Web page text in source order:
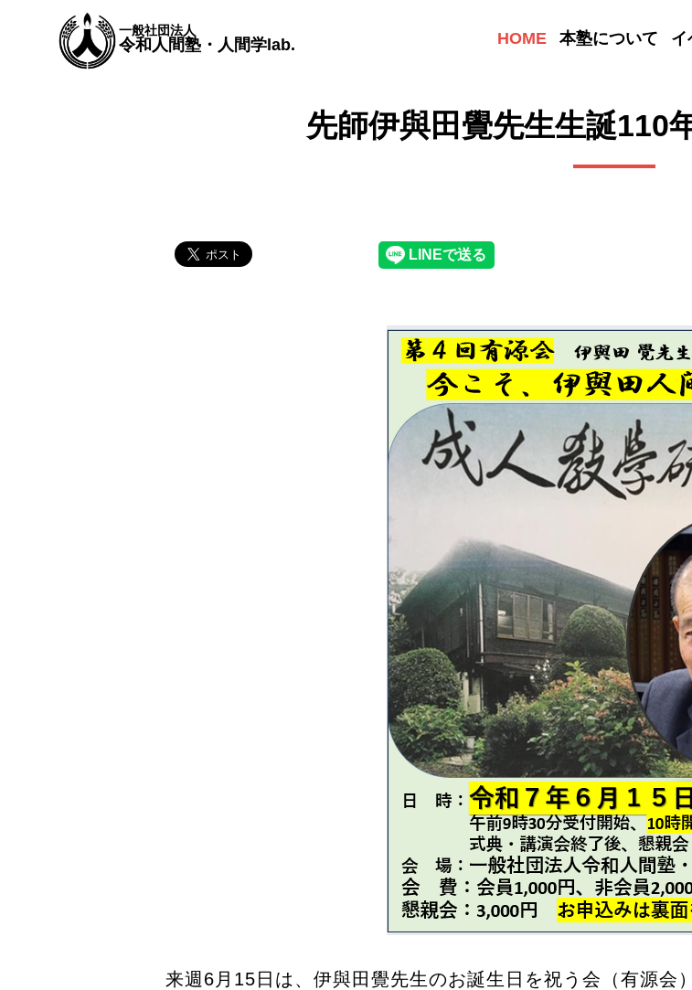
一般社団法人
令和人間塾・人間学lab. HOME 本塾について イ
先師伊與田覺先生生誕110
来週6月15日は、伊與田覺先生のお誕生日を祝う会（有源会